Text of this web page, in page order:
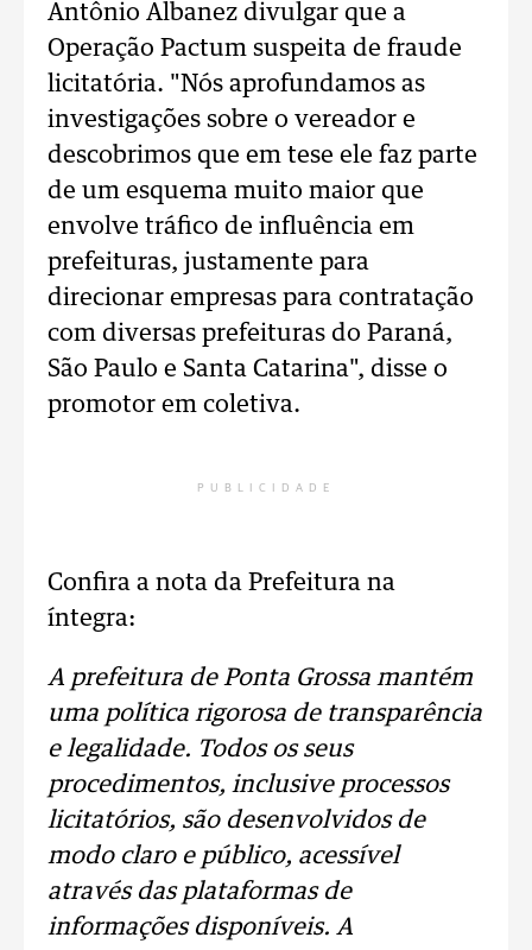
Antônio Albanez divulgar que a
Operação Pactum suspeita de fraude
licitatória. "Nós aprofundamos as
investigações sobre o vereador e
descobrimos que em tese ele faz parte
de um esquema muito maior que
envolve tráfico de influência em
prefeituras, justamente para
direcionar empresas para contratação
com diversas prefeituras do Paraná,
São Paulo e Santa Catarina", disse o
promotor em coletiva.
PUBLICIDADE
Confira a nota da Prefeitura na
íntegra:
A prefeitura de Ponta Grossa mantém
uma política rigorosa de transparência
e legalidade. Todos os seus
procedimentos, inclusive processos
licitatórios, são desenvolvidos de
modo claro e público, acessível
através das plataformas de
informações disponíveis. A